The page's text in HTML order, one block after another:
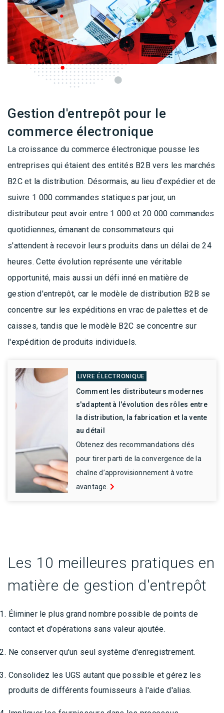
Gestion d'entrepôt pour le
commerce électronique
La croissance du commerce électronique pousse les
entreprises qui étaient des entités B2B vers les marchés
B2C et la distribution. Désormais, au lieu d'expédier et de
suivre 1 000 commandes statiques par jour, un
distributeur peut avoir entre 1 000 et 20 000 commandes
quotidiennes, émanant de consommateurs qui
s'attendent à recevoir leurs produits dans un délai de 24
heures. Cette évolution représente une véritable
opportunité, mais aussi un défi inné en matière de
gestion d'entrepôt, car le modèle de distribution B2B se
concentre sur les expéditions en vrac de palettes et de
caisses, tandis que le modèle B2C se concentre sur
l'expédition de produits individuels.
LIVRE ÉLECTRONIQUE
Comment les distributeurs modernes
s'adaptent à l'évolution des rôles entre
la distribution, la fabrication et la vente
au détail
Obtenez des recommandations clés
pour tirer parti de la convergence de la
chaîne d’approvisionnement à votre
avantage.
Les 10 meilleures pratiques en
matière de gestion d'entrepôt
Éliminer le plus grand nombre possible de points de
contact et d'opérations sans valeur ajoutée.
Ne conserver qu'un seul système d'enregistrement.
Consolidez les UGS autant que possible et gérez les
produits de différents fournisseurs à l'aide d'alias.